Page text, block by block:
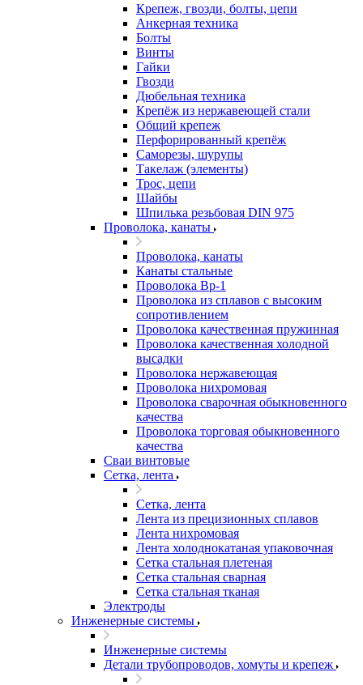
Крепеж, гвозди, болты, цепи
Анкерная техника
Болты
Винты
Гайки
Гвозди
Дюбельная техника
Крепёж из нержавеющей стали
Общий крепеж
Перфорированный крепёж
Саморезы, шурупы
Такелаж (элементы)
Трос, цепи
Шайбы
Шпилька резьбовая DIN 975
Проволока, канаты
Проволока, канаты
Канаты стальные
Проволока Вр-1
Проволока из сплавов с высоким
сопротивлением
Проволока качественная пружинная
Проволока качественная холодной
высадки
Проволока нержавеющая
Проволока нихромовая
Проволока сварочная обыкновенного
качества
Проволока торговая обыкновенного
качества
Сваи винтовые
Сетка, лента
Сетка, лента
Лента из прецизионных сплавов
Лента нихромовая
Лента холоднокатаная упаковочная
Сетка стальная плетеная
Сетка стальная сварная
Сетка стальная тканая
Электроды
Инженерные системы
Инженерные системы
Детали трубопроводов, хомуты и крепеж